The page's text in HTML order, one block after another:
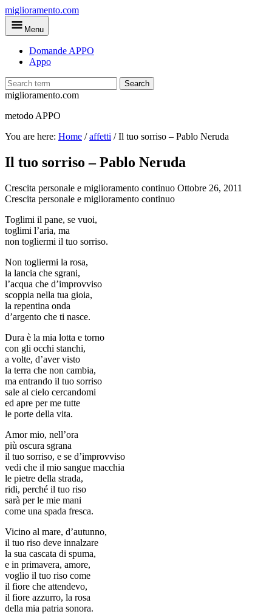
Skip
to
main
miglioramento.com
Menu
Domande APPO
Appo
Search
miglioramento.com
metodo APPO
You are here: Home /affetti /Il tuo sorriso – Pablo Neruda
Il tuo sorriso – Pablo Neruda
Crescita personale e miglioramento continuo Ottobre 26, 2011
Crescita personale e miglioramento continuo
Toglimi il pane, se vuoi,
toglimi l’aria, ma
non togliermi il tuo sorriso.
Non togliermi la rosa,
la lancia che sgrani,
l’acqua che d’improvviso
scoppia nella tua gioia,
la repentina onda
d’argento che ti nasce.
Dura è la mia lotta e torno
con gli occhi stanchi,
a volte, d’aver visto
la terra che non cambia,
ma entrando il tuo sorriso
sale al cielo cercandomi
ed apre per me tutte
le porte della vita.
Amor mio, nell’ora
più oscura sgrana
il tuo sorriso, e se d’improvviso
vedi che il mio sangue macchia
le pietre della strada,
ridi, perché il tuo riso
sarà per le mie mani
come una spada fresca.
Vicino al mare, d’autunno,
il tuo riso deve innalzare
la sua cascata di spuma,
e in primavera, amore,
voglio il tuo riso come
il fiore che attendevo,
il fiore azzurro, la rosa
della mia patria sonora.